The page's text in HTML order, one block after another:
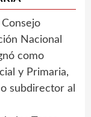
Nacional
como
y Primaria,
subdirector al